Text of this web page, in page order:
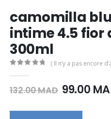
camomilla
intime 4.5
300ml
( Il n’y a pas encore
132.00MAD Le
initial
99.00